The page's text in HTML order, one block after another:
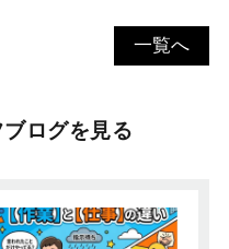
一覧へ
ログを見る